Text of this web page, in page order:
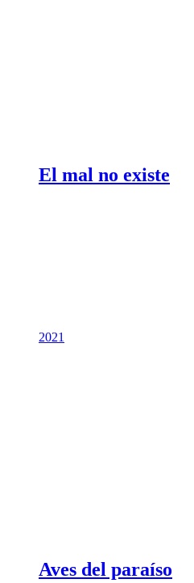
El mal no existe
2021
Aves del paraíso